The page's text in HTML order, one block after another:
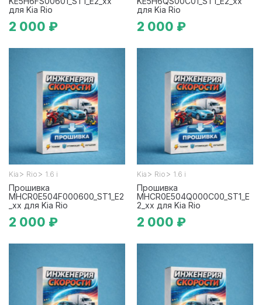
для Kia Rio
2 000 ₽
для Kia Rio
2 000 ₽
Kia > Rio > 1.6 i
Прошивка
MHCR0E504F000600_ST1_E2
_xx для Kia Rio
2 000 ₽
Kia > Rio > 1.6 i
Прошивка
MHCR0E504Q000C00_ST1_E
2_xx для Kia Rio
2 000 ₽